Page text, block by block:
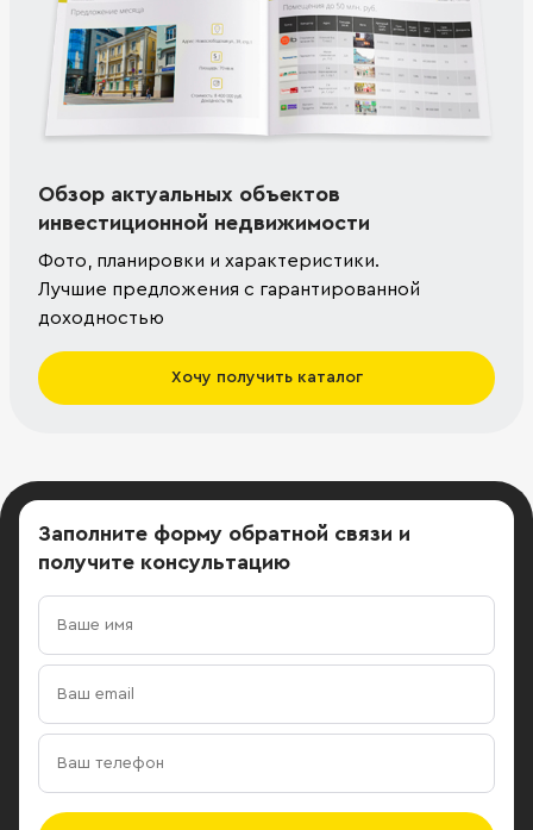
Обзор актуальных объектов
инвестиционной недвижимости
Фото, планировки и характеристики.
Лучшие предложения с гарантированной
доходностью
Хочу получить каталог
Заполните форму обратной связи и
получите консультацию